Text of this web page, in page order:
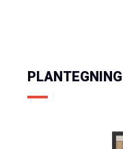
PLANTEGNING